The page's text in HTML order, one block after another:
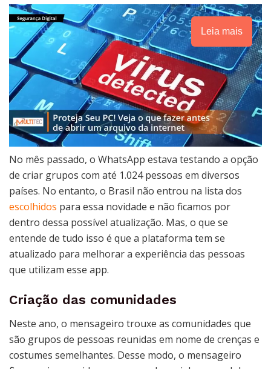
Leia mais
No mês passado, o WhatsApp estava testando a opção
de criar grupos com até 1.024 pessoas em diversos
países. No entanto, o Brasil não entrou na lista dos
escolhidos para essa novidade e não ficamos por
dentro dessa possível atualização. Mas, o que se
entende de tudo isso é que a plataforma tem se
atualizado para melhorar a experiência das pessoas
que utilizam esse app.
Criação das comunidades
Neste ano, o mensageiro trouxe as comunidades que
são grupos de pessoas reunidas em nome de crenças e
costumes semelhantes. Desse modo, o mensageiro